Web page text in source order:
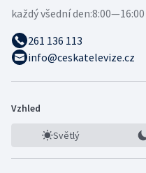
každý všední den:
261 136 113
info@ceskatelevize.cz
Vzhled
Světlý